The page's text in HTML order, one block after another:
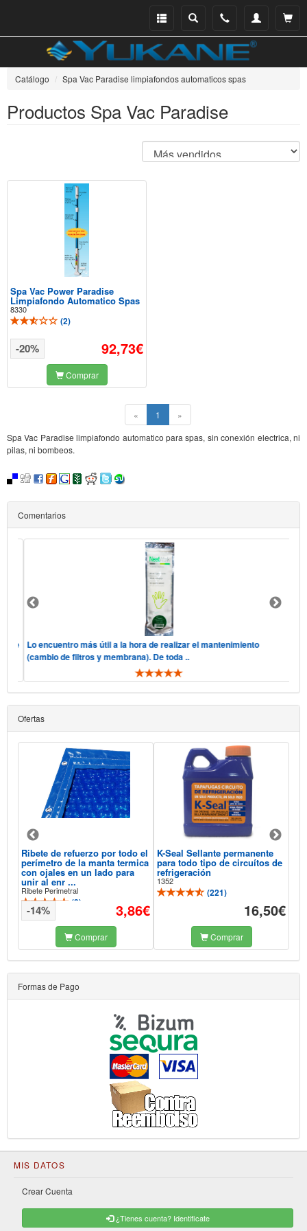
Ver
Mi
Teléfono
Buscar
Menu
Catálogo Spa Vac Paradise limpiafondos automaticos spas
Productos Spa Vac Paradise
Spa Vac Power Paradise
Limpiafondo Automatico Spas
8330
(2)
92,73€
-20%
Comprar
« 1 (current)
»
Spa Vac Paradise limpiafondo automatico para spas, sin conexión electrica, ni
pilas, ni bombeos.
Comentarios
"he
Lo encuentro más útil a la hora de realizar el mantenimiento
(cambio de filtros y membrana). De toda ..
Ofertas
Ribete de refuerzo por todo el
perímetro de la manta termica
con ojales en un lado para
unir al enr ...
Ribete Perimetral
(3) 3,86€
-14%
Comprar
K-Seal Sellante permanente
para todo tipo de circuítos de
refrigeración
1352
(221)
16,50€
Comprar
Formas de Pago
MIS DATOS
Crear Cuenta
¿Tienes cuenta? Identificate